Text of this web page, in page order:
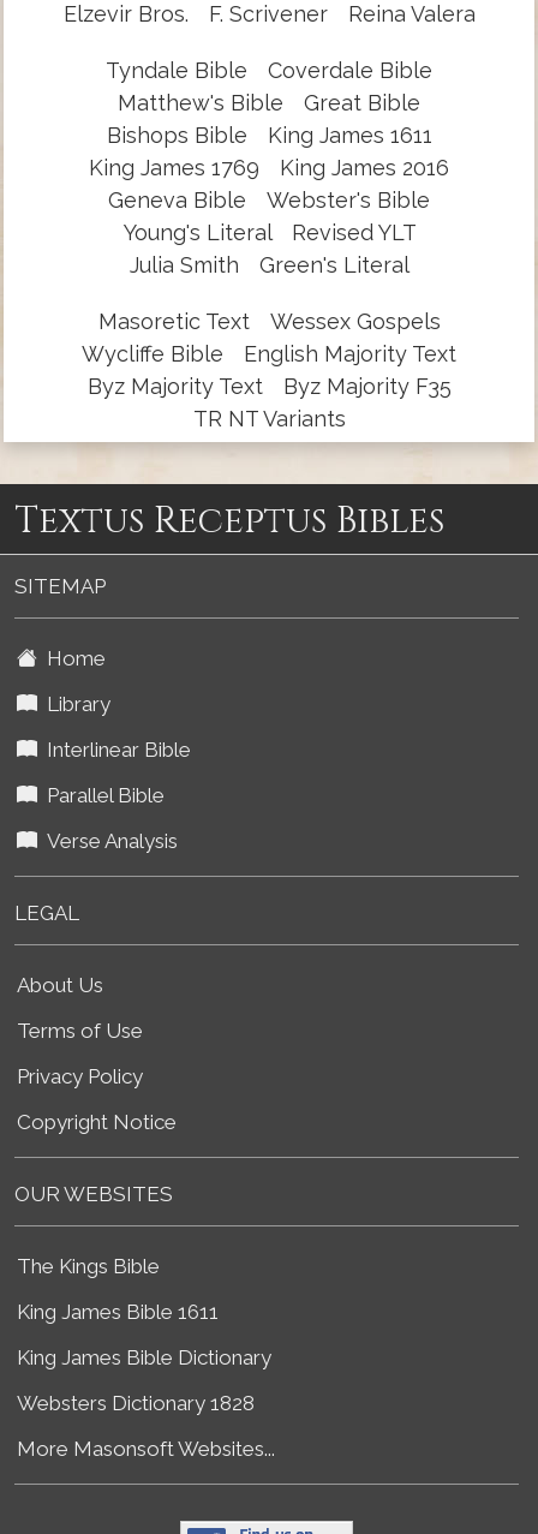
Elzevir Bros.
F. Scrivener Reina Valera
Tyndale Bible
Coverdale Bible
Matthew's Bible
Great Bible
Bishops Bible
King James 1611
King James 1769
King James 2016
Geneva Bible
Webster's Bible
Young's Literal
Revised YLT
Julia Smith
Green's Literal
Masoretic Text
Wessex Gospels
Wycliffe Bible
English Majority Text
Byz Majority Text
Byz Majority F35
TR NT Variants
Textus Receptus Bibles
SITEMAP
Home
Library
Interlinear Bible
Parallel Bible
Verse Analysis
LEGAL
About Us
Terms of Use
Privacy Policy
Copyright Notice
OUR WEBSITES
The Kings Bible
King James Bible 1611
King James Bible Dictionary
Websters Dictionary 1828
More Masonsoft Websites...